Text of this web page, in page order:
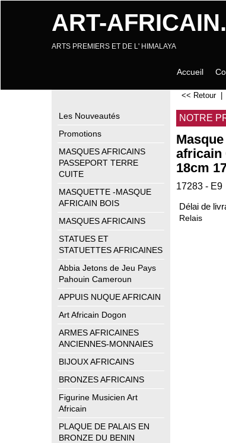
ART-
ARTS PREMIERS ET DE L' HIMALAYA
Accueil
Les Nouveautés
Promotions
MASQUES AFRICAINS
PASSEPORT TERRE
CUITE
MASQUETTE -MASQUE
AFRICAIN BOIS
MASQUES AFRICAINS
STATUES ET
STATUETTES AFRICAINES
Abbia Jetons de Jeu Pays
Pahouin Cameroun
APPUIS NUQUE AFRICAIN
Art Africain Dogon
ARMES AFRICAINES
ANCIENNES-MONNAIES
BIJOUX AFRICAINS
BRONZES AFRICAINS
Figurine Musicien Art
Africain
PLAQUE DE PALAIS EN
BRONZE DU BENIN
<< Retour
NOTRE
africain
18cm
17283 - E9
Délai de
Relais